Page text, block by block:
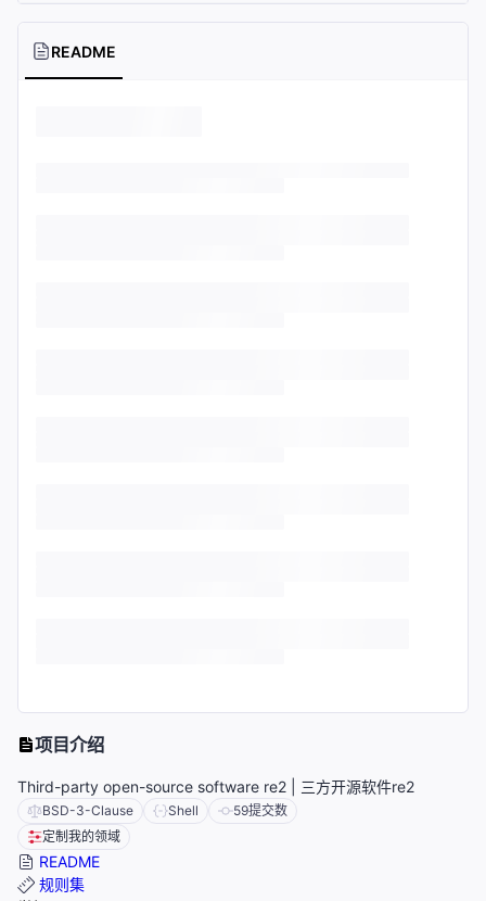
README
项目介绍
Third-party open-source software re2 | 三方开源软件re2
BSD-3-Clause Shell 59提交数
定制我的领域
README
规则集